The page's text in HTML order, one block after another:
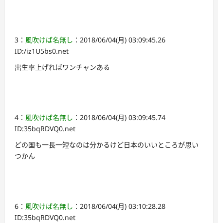
3： 風吹けば名無し ：2018/06/04(月) 03:09:45.26
ID:/iz1U5bs0.net
出生率上げればワンチャンある
4： 風吹けば名無し ：2018/06/04(月) 03:09:45.74
ID:35bqRDVQ0.net
どの国も一長一短なのは分かるけど日本のいいところが思い
つかん
6： 風吹けば名無し ：2018/06/04(月) 03:10:28.28
ID:35bqRDVQ0.net